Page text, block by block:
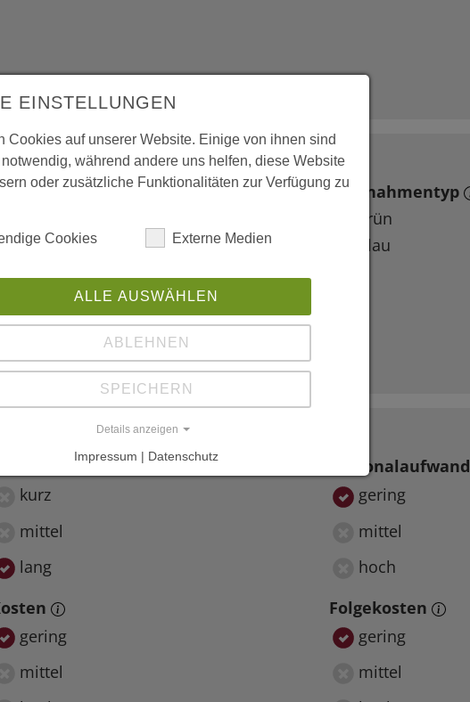
Bezugsebene
Objekt
Maßnahmentyp
grün
blau
Umsetzungsinstrumente
Landschaftsplanung
Nutzungsdauer
kurz
mittel
lang
Personalaufwand
gering
mittel
hoch
gering
mittel
Folgekosten
gering
mittel
EINSTELLUNGEN
Cookies auf unserer Website. Einige von ihnen sind
während andere uns helfen, diese Website
oder zusätzliche Funktionalitäten zur Verfügung zu
Cookies Externe Medien
ALLE AUSWÄHLEN
ABLEHNEN
SPEICHERN
Details anzeigen
Impressum | Datenschutz